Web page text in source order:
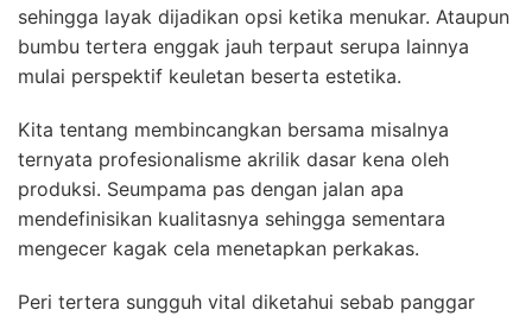
sehingga layak dijadikan opsi ketika menukar. Ataupun
bumbu tertera enggak jauh terpaut serupa lainnya
mulai perspektif keuletan beserta estetika.
Kita tentang membincangkan bersama misalnya
ternyata profesionalisme akrilik dasar kena oleh
produksi. Seumpama pas dengan jalan apa
mendefinisikan kualitasnya sehingga sementara
mengecer kagak cela menetapkan perkakas.
Peri tertera sungguh vital diketahui sebab panggar